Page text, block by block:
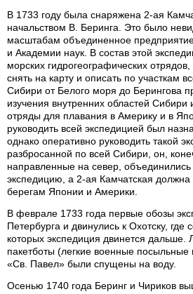
В 1733 году была снаряжена 2-ая
начальством В. Беринга. Это было
масштабам объединенное
и Академии наук. В состав этой
морских гидрогеографических
снять на карту и описать по участкам
Сибири от Белого моря до Берингова
изучения внутренних областей Сибири
отряды для плавания в Америку и в
руководить всей экспедицией был
однако оперативно руководить такой
разбросанной по всей Сибири, он,
направленные на север,
экспедицию, а 2-ая Камчатская должна
берегам Японии и Америки.
В феврале 1733 года первые обозы
Петербурга и двинулись к Охотску, где
которых экспедиция двинется дальше.
пакетботы (легкие военные
«Св. Павел» были спущены на воду.
Осенью 1740 года Беринг и Чириков